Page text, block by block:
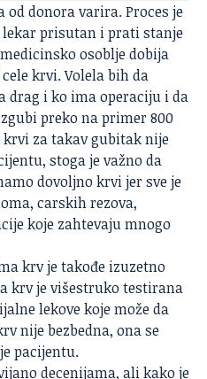
donora varira. Proces je
lekar prisutan i prati stanje
osoblje dobija
krvi. Volela bih da
drag i ko ima operaciju i da
preko na primer 800
za takav gubitak nije
stoga je važno da
dovoljno krvi jer sve je
carskih rezova,
koje zahtevaju mnogo
krv je takođe izuzetno
krv je višestruko testirana
lekove koje može da
nije bezbedna, ona se
pacijentu.
decenijama, ali kako je